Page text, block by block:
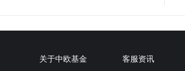
关于中欧基金 客服资讯